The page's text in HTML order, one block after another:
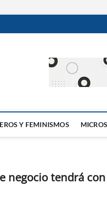
Y FEMINISMOS MICROS
negocio tendrá con